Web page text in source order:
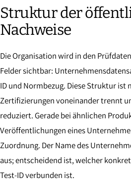
Struktur der
Nachweise
Die Organisation wird in den
Felder sichtbar:
ID und Normbezug. Diese Struktur ist
Zertifizierungen voneinander trennt
reduziert. Gerade bei ähnlichen
Veröffentlichungen eines
Zuordnung. Der Name des
aus; entscheidend ist, welcher
Test-ID verbunden ist.